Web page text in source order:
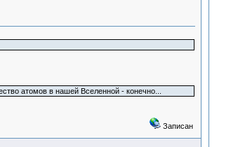
атомов в нашей Вселенной - конечно...
Записан